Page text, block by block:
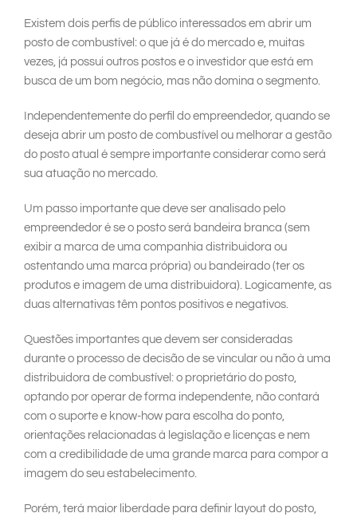
Existem dois perfis de público interessados em abrir um
posto de combustível: o que já é do mercado e, muitas
vezes, já possui outros postos e o investidor que está em
busca de um bom negócio, mas não domina o segmento.
Independentemente do perfil do empreendedor, quando se
deseja abrir um posto de combustível ou melhorar a gestão
do posto atual é sempre importante considerar como será
sua atuação no mercado.
Um passo importante que deve ser analisado pelo
empreendedor é se o posto será bandeira branca (sem
exibir a marca de uma companhia distribuidora ou
ostentando uma marca própria) ou bandeirado (ter os
produtos e imagem de uma distribuidora). Logicamente, as
duas alternativas têm pontos positivos e negativos.
Questões importantes que devem ser consideradas
durante o processo de decisão de se vincular ou não à uma
distribuidora de combustível: o proprietário do posto,
optando por operar de forma independente, não contará
com o suporte e know-how para escolha do ponto,
orientações relacionadas à legislação e licenças e nem
com a credibilidade de uma grande marca para compor a
imagem do seu estabelecimento.
Porém, terá maior liberdade para definir layout do posto,